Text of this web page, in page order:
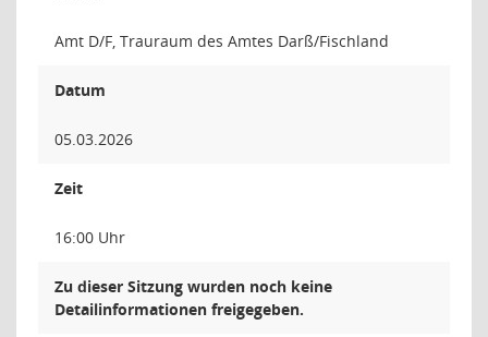
Amt D/F, Trauraum des Amtes Darß/Fischland
Datum
05.03.2026
Zeit
16:00 Uhr
Zu dieser Sitzung wurden noch keine
Detailinformationen freigegeben.